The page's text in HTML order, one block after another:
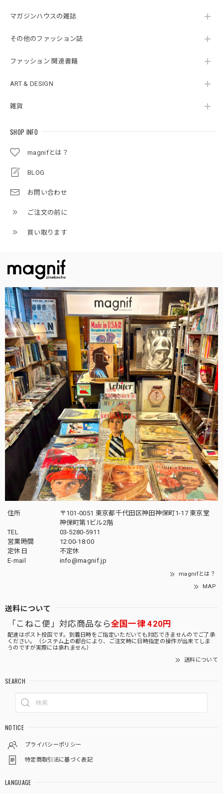
マガジンハウスの雑誌
その他のファッション誌
ファッション 関連書籍
ART & DESIGN
雑貨
SHOP INFO
magnifとは？
BLOG
お問い合わせ
ご注文の前に
買い取ります
住所
〒101-0051 東京都千代田区神田神保町1-17 東京堂
神保町第1ビル2階
TEL
03-5280-5911
営業時間
12:00-18:00
定休日
不定休
E-mail
info@magnif.jp
magnifとは？
MAP
送料について
「こねこ便」対応商品なら全国一律 420円
配達はポスト投函です。到着日時をご指定いただいても対応できませんのでご了承
ください。（システム上の都合により、ご注文時に日時指定の操作が出来てしま
うのですが実際には承れません）
送料について
SEARCH
NOTICE
プライバシーポリシー
特定商取引法に基づく表記
LANGUAGE